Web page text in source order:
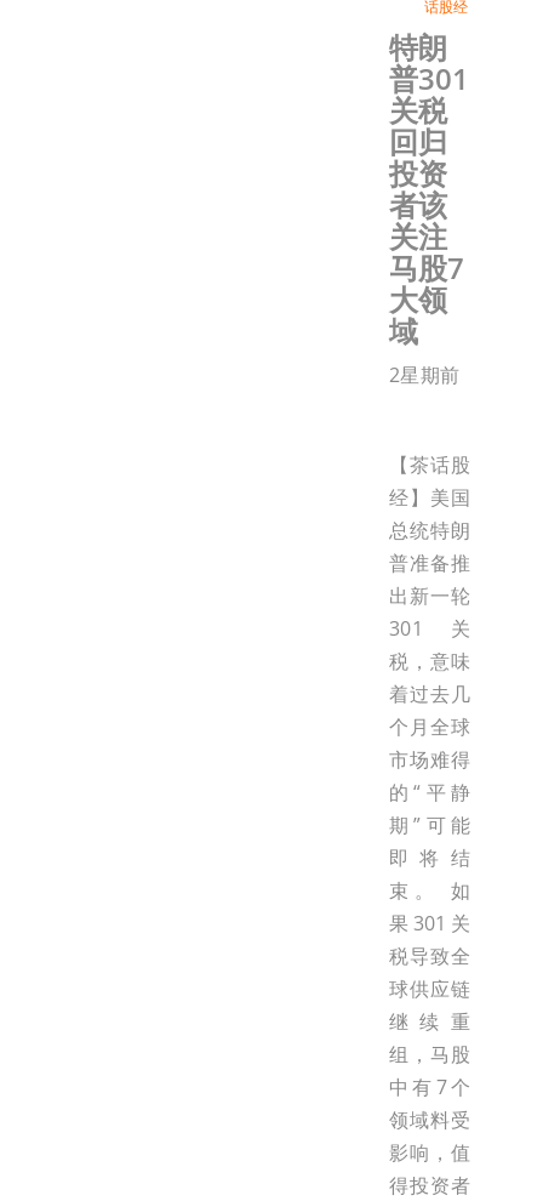
话股经
特朗
普301
关税
回归
投资
者该
关注
马股7
大领
域
2星期前
【茶话股
经】美国
总统特朗
普准备推
出新一轮
301关
税，意味
着过去几
个月全球
市场难得
的“平静
期”可能
即将结
束。 如
果301关
税导致全
球供应链
继续重
组，马股
中有7个
领域料受
影响，值
得投资者